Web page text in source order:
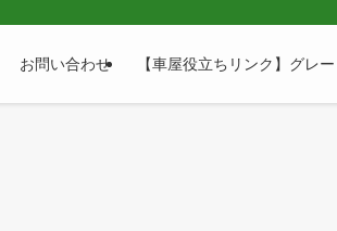
お問い合わせ 【車屋役立ちリンク】グレ